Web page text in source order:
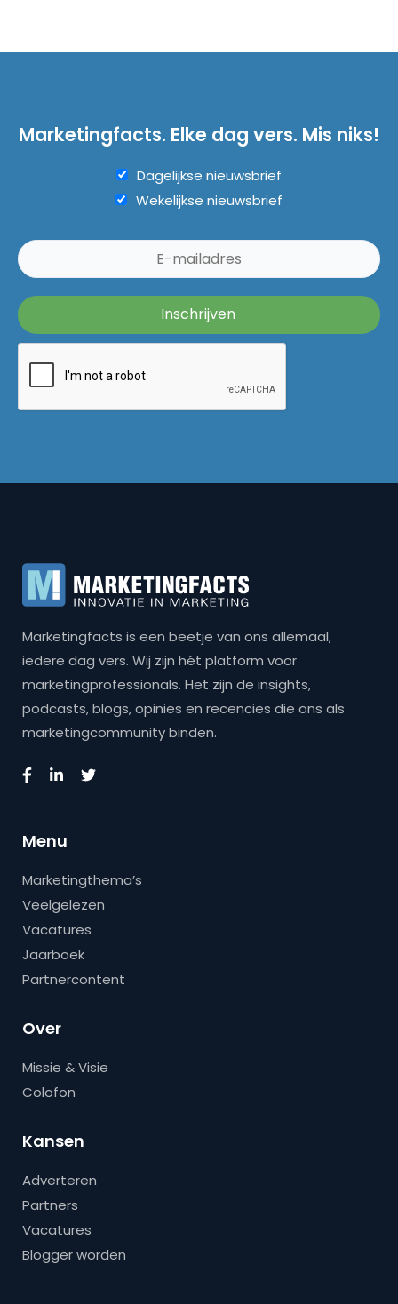
Marketingfacts. Elke dag vers. Mis niks!
Dagelijkse nieuwsbrief
Wekelijkse nieuwsbrief
Marketingfacts is een beetje van ons allemaal,
iedere dag vers. Wij zijn hét platform voor
marketingprofessionals. Het zijn de insights,
podcasts, blogs, opinies en recencies die ons als
marketingcommunity binden.
Menu
Marketingthema’s
Veelgelezen
Vacatures
Jaarboek
Partnercontent
Over
Missie & Visie
Colofon
Kansen
Adverteren
Partners
Vacatures
Blogger worden